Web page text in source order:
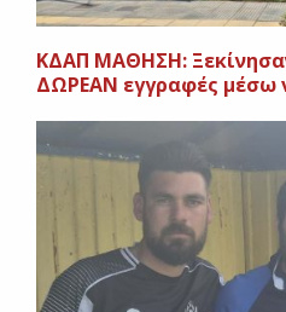
ΚΔΑΠ ΜΑΘΗΣΗ:
ΔΩΡΕΑΝ εγγραφές μέσω